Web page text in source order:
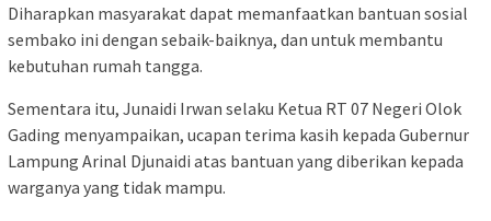
Diharapkan masyarakat dapat memanfaatkan bantuan sosial
sembako ini dengan sebaik-baiknya, dan untuk membantu
kebutuhan rumah tangga.
Sementara itu, Junaidi Irwan selaku Ketua RT 07 Negeri Olok
Gading menyampaikan, ucapan terima kasih kepada Gubernur
Lampung Arinal Djunaidi atas bantuan yang diberikan kepada
warganya yang tidak mampu.